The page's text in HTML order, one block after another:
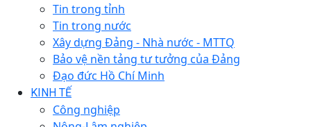
Tin trong tỉnh
Tin trong nước
Xây dựng Đảng - Nhà nước - MTTQ
Bảo vệ nền tảng tư tưởng của Đảng
Đạo đức Hồ Chí Minh
KINH TẾ
Công nghiệp